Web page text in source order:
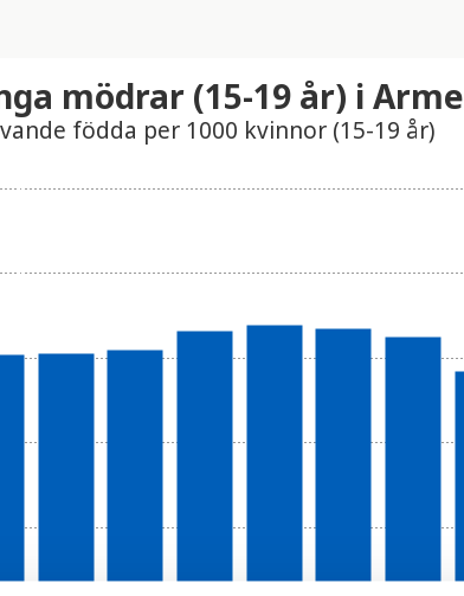
mödrar (15-19 år) i
födda per 1000 kvinnor (15-19 år)